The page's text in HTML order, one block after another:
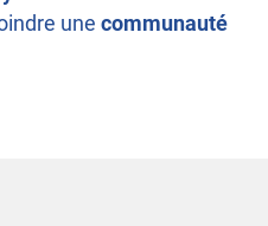
une communauté